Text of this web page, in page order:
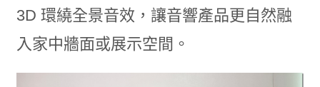
3D 環繞全景音效，讓音響產品更自然融
入家中牆面或展示空間。